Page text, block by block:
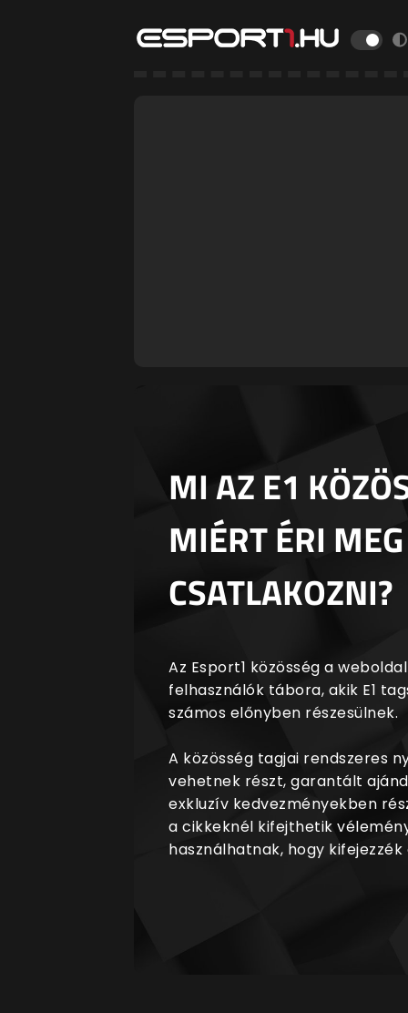
MI AZ E1
MIÉRT ÉRI MEG
CSATLAKOZNI?
Az Esport1 közösség a
felhasználók tábora, akik E1
számos előnyben részesülnek.
A közösség tagjai rendszeres
vehetnek részt, garantált
exkluzív kedvezményekben
a cikkeknél kifejthetik
használhatnak, hogy